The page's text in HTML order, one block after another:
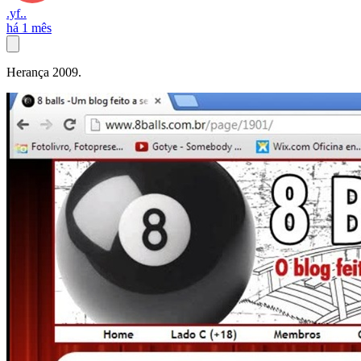
.yf..
há 1 mês
Herança 2009.